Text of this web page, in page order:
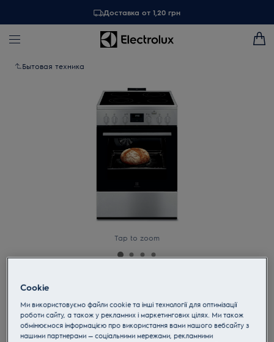
Доставка от 1,20 грн
Бытовая техника
Tap to zoom
RKR660204X
SteamBake Электрическая плита
Нержавеющая сталь с
Antifingerprint
Cookie
Ми використовуємо файли cookie та інші технології для оптимізації
роботи сайту, а також у рекламних і маркетингових цілях. Ми також
обмінюємося інформацією про використання вами нашого вебсайту з
нашими партнерами — соціальними мережами, рекламними